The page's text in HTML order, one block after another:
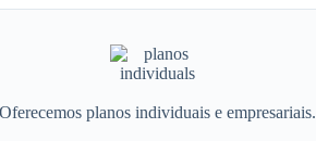
planos individuais e empresariais.